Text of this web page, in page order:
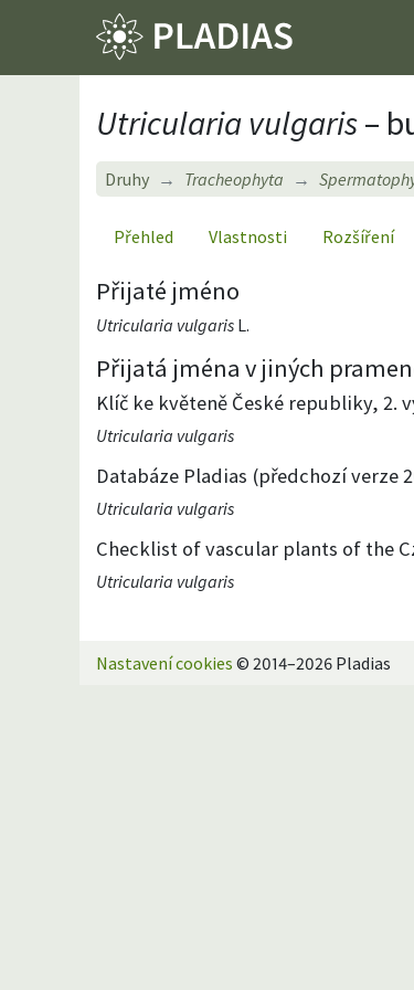
Utricularia vulgaris–
Druhy Tracheophyta
Přehled Vlastnosti Rozšíření
Přijaté jméno
Utricularia vulgaris L.
Přijatá jména v jiných
Klíč ke květeně České republiky, 2.
Utricularia vulgaris
Databáze Pladias (předchozí verze
Utricularia vulgaris
Checklist of vascular plants of the
Utricularia vulgaris
Nastavení cookies © 2014–2026 Pladias